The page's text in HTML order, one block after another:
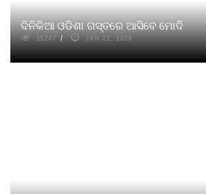
ଦିନିକିଆ ଓଡିଶା ଗସ୍ତରେ ଆସିବେ ମୋଦି
15267 JAN 22, 2025